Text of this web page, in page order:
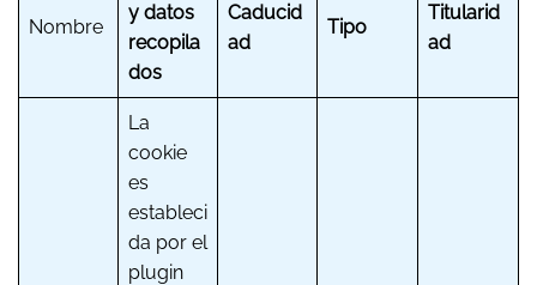
Nombre
y datos
recopila
dos
Caducid
ad
Tipo
Titularid
ad
La
cookie
es
estableci
da por el
plugin